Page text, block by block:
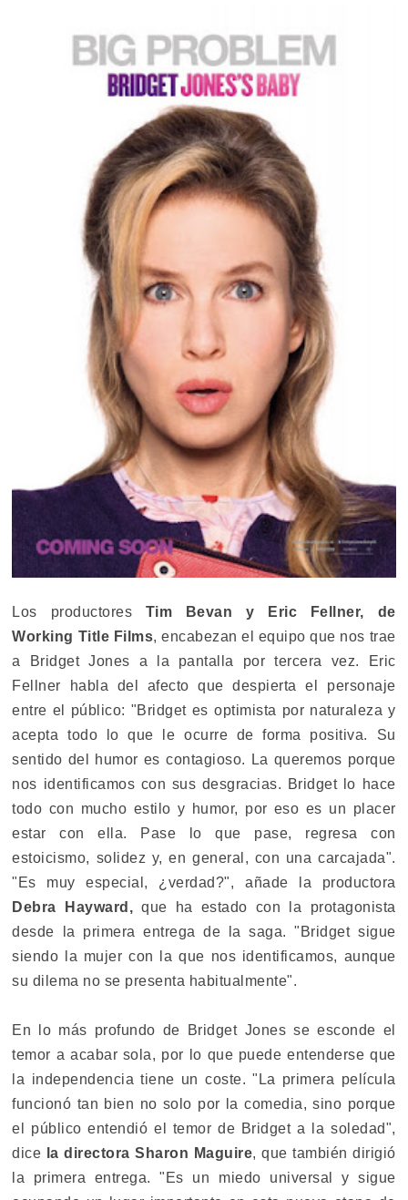
Los productores Tim Bevan y Eric Fellner, de
Working Title Films, encabezan el equipo que nos trae
a Bridget Jones a la pantalla por tercera vez. Eric
Fellner habla del afecto que despierta el personaje
entre el público: "Bridget es optimista por naturaleza y
acepta todo lo que le ocurre de forma positiva. Su
sentido del humor es contagioso. La queremos porque
nos identificamos con sus desgracias. Bridget lo hace
todo con mucho estilo y humor, por eso es un placer
estar con ella. Pase lo que pase, regresa con
estoicismo, solidez y, en general, con una carcajada".
"Es muy especial, ¿verdad?", añade la productora
Debra Hayward, que ha estado con la protagonista
desde la primera entrega de la saga. "Bridget sigue
siendo la mujer con la que nos identificamos, aunque
su dilema no se presenta habitualmente".
En lo más profundo de Bridget Jones se esconde el
temor a acabar sola, por lo que puede entenderse que
la independencia tiene un coste. "La primera película
funcionó tan bien no solo por la comedia, sino porque
el público entendió el temor de Bridget a la soledad",
dice la directora Sharon Maguire, que también dirigió
la primera entrega. "Es un miedo universal y sigue